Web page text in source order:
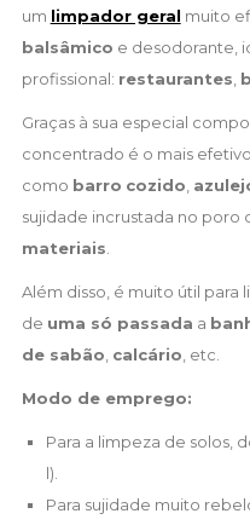
um limpador geral muito
balsâmico e desodorante,
profissional: restaurantes
Graças à sua especial
concentrado é o mais
como barro cozido
sujidade incrustada no poro
materiais
Além disso, é muito útil para
de uma só passada a
de sabão calcário , etc.
Modo de emprego:
Para a limpeza de solos,
l).
Para sujidade muito